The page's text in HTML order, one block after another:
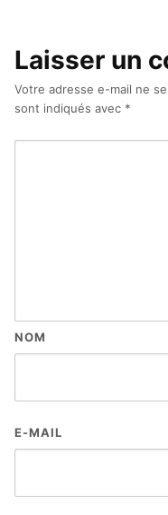
Laisser un
Votre adresse e-mail ne
sont indiqués avec *
NOM
E-MAIL